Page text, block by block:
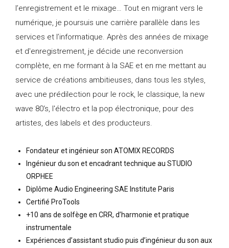
l’enregistrement et le mixage… Tout en migrant vers le
numérique, je poursuis une carrière parallèle dans les
services et l’informatique. Après des années de mixage
et d'enregistrement, je décide une reconversion
complète, en me formant à la SAE et en me mettant au
service de créations ambitieuses, dans tous les styles,
avec une prédilection pour le rock, le classique, la new
wave 80‘s, l'électro et la pop électronique, pour des
artistes, des labels et des producteurs.
Fondateur et ingénieur son ATOMIX RECORDS
Ingénieur du son et encadrant technique au STUDIO
ORPHEE
Diplôme Audio Engineering SAE Institute Paris
Certifié ProTools
+10 ans de solfège en CRR, d’harmonie et pratique
instrumentale
Expériences d’assistant studio puis d’ingénieur du son aux